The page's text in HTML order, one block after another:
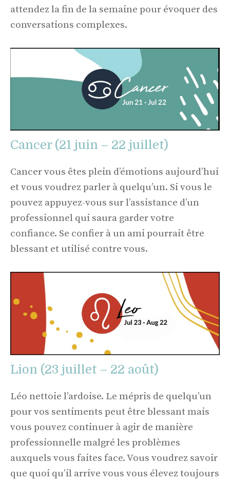
attendez la fin de la semaine pour évoquer des
conversations complexes.
Cancer (21 juin – 22 juillet)
Cancer vous êtes plein d’émotions aujourd’hui
et vous voudrez parler à quelqu’un. Si vous le
pouvez appuyez-vous sur l’assistance d’un
professionnel qui saura garder votre
confiance. Se confier à un ami pourrait être
blessant et utilisé contre vous.
Lion (23 juillet – 22 août)
Léo nettoie l’ardoise. Le mépris de quelqu’un
pour vos sentiments peut être blessant mais
vous pouvez continuer à agir de manière
professionnelle malgré les problèmes
auxquels vous faites face. Vous voudrez savoir
que quoi qu’il arrive vous vous élevez toujours